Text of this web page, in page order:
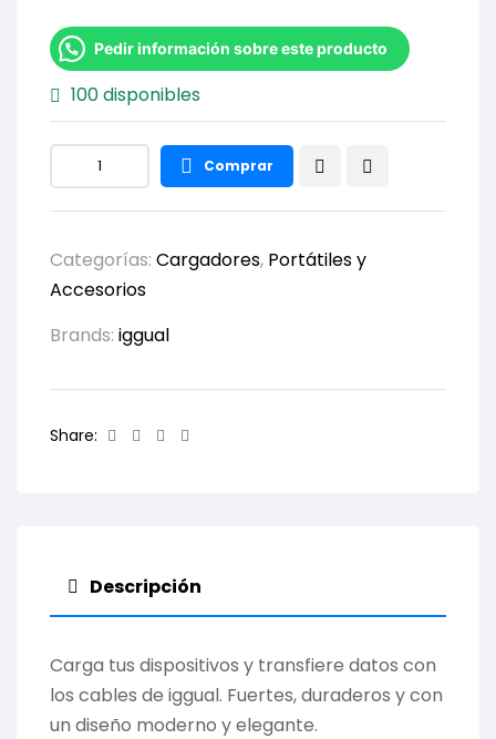
Pedir información sobre este producto
100 disponibles
Comprar
Categorías: Cargadores, Portátiles y
Accesorios
Brands: iggual
Share: Facebook
TwitterLinkedin
Descripción
Carga tus dispositivos y transfiere datos con
los cables de iggual. Fuertes, duraderos y con
un diseño moderno y elegante.